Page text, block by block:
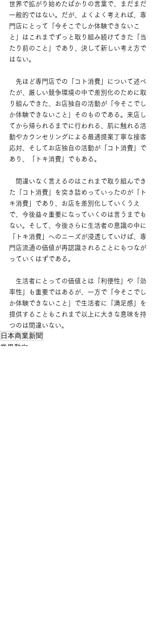
世界で拡がり始めたばかりの言葉で、まだまだ
一般的ではない。だが、よくよく考えれば、専
門店にとって「今そこでしか体験できないこ
と」はこれまでずっと取り組み続けてきた「当
たり前のこと」であり、決して新しい考え方で
はない。
先ほど専門店での「コト消費」について述べ
たが、厳しい競争環境の中で差別化のために取
り組んできた、お店独自の活動が「今そこでし
か体験できないこと」そのものである。来店し
てから帰られるまでに行われる、肌に触れる活
動やカウンセリングによる最適提案丁寧な接客
応対、そしてお店独自の活動が「コト消費」で
あり、「トキ消費」でもある。
間違いなく言えるのはこれまで取り組んでき
た「コト消費」を突き詰めっていったのが「ト
キ消費」であり、お店を差別化していくうえ
で、今後益々重要になっていくのは言うまでも
ない。そして、今後さらに生活者の意識の中に
「トキ消費」へのニーズが浸透していけば、専
門店流通の価値が再認識されることにもつなが
っていくはずである。
生活者にとっての価値とは「利便性」や「効
率性」も重要ではあるが、一方で「今そこでし
か体験できないこと」で生活者に「満足感」を
提供することもこれまで以上に大きな意味を持
つのは間違いない。
日本商業新聞
業界動向